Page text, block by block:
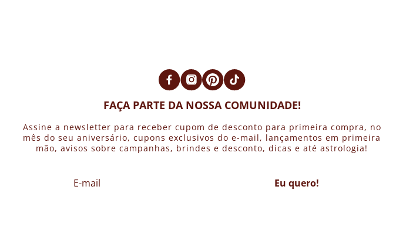
FAÇA PARTE DA NOSSA COMUNIDADE!
Assine a newsletter para receber cupom de desconto para primeira compra, no
mês do seu aniversário, cupons exclusivos do e-mail, lançamentos em primeira
mão, avisos sobre campanhas, brindes e desconto, dicas e até astrologia!
Eu quero!